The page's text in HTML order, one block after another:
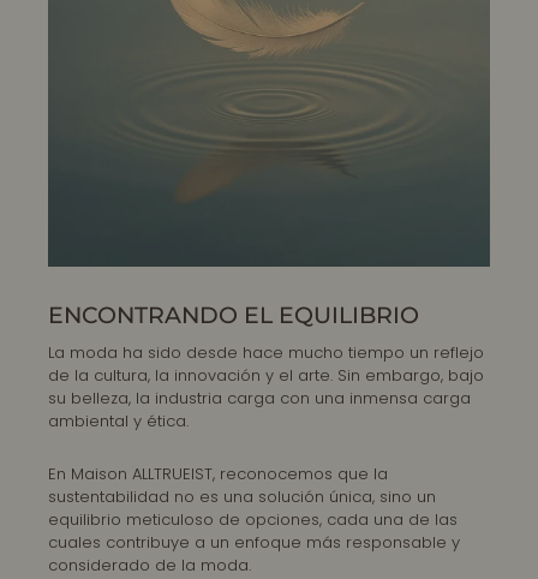
ENCONTRANDO EL EQUILIBRIO
La moda ha sido desde hace mucho tiempo un reflejo
de la cultura, la innovación y el arte. Sin embargo, bajo
su belleza, la industria carga con una inmensa carga
ambiental y ética.
En Maison ALLTRUEIST, reconocemos que la
sustentabilidad no es una solución única, sino un
equilibrio meticuloso de opciones, cada una de las
cuales contribuye a un enfoque más responsable y
considerado de la moda.